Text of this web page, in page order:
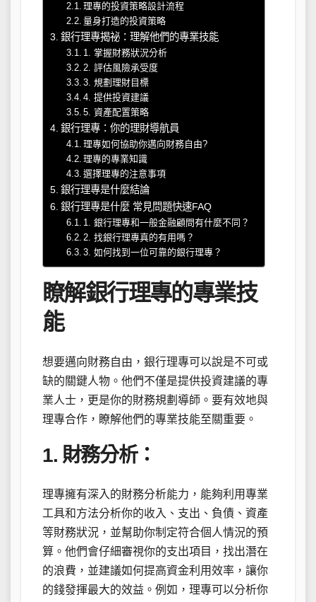
理專的投資策略設計流程
量身打造的投資策略
銀行理專揭祕：理解他們的專業技能
1. 掌握財務狀況分析
2. 評估風險承受度
3. 規劃理財目標
4. 提供投資建議
5. 資產配置策略
銀行理專：你的理財導航員
理專如何協助你邁向財務自由?
理專的專業知識
選擇理專的注意事項
銀行理專是什麼結論
銀行理專是什麼 常見問題快速FAQ
1. 銀行理專和一般金融顧問有什麼不同？
2. 找銀行理專真的有用嗎？
3. 如何找到一位可靠的銀行理專？
瞭解銀行理專的專業技
能
想要邁向財務自由，銀行理專可以說是不可或
缺的關鍵人物。他們不僅是提供投資建議的專
業人士，更是你的財務規劃導師。要有效地與
理專合作，瞭解他們的專業技能至關重要。
1. 財務分析：
理專擁有深入的財務分析能力，能夠利用專業
工具和方法分析你的收入、支出、負債、資產
等財務狀況，並幫助你制定符合個人情況的預
算。他們會仔細審視你的支出項目，找出潛在
的浪費，並建議如何提高資金利用效率，讓你
的錢發揮最大的效益。例如，理專可以分析你